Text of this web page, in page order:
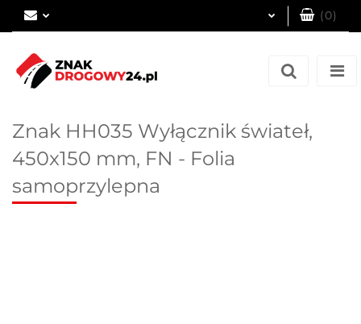
(0)
Znak HH035 Wyłącznik świateł,
450x150 mm, FN - Folia
samoprzylepna